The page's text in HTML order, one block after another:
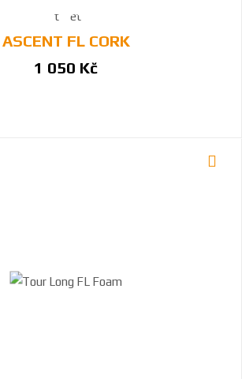
ASCENT FL CORK
1 050 Kč